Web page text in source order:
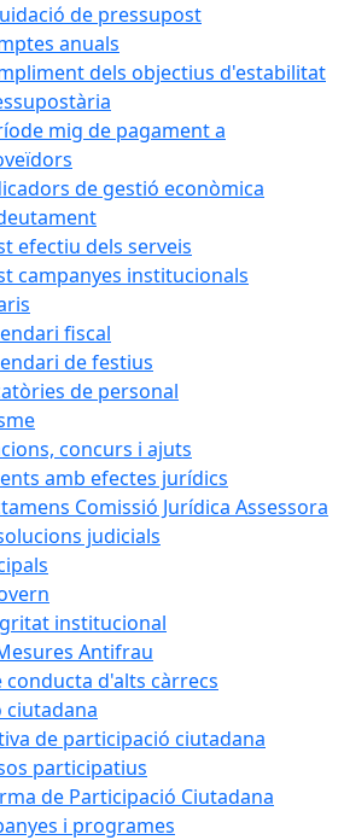
de pressupost
anuals
dels objectius d'estabilitat
mig de pagament a
de gestió econòmica
efectiu dels serveis
campanyes institucionals
fiscal
de festius
de personal
concurs i ajuts
amb efectes jurídics
Comissió Jurídica Assessora
judicials
institucional
Antifrau
conducta d'alts càrrecs
ciutadana
de participació ciutadana
participatius
de Participació Ciutadana
i programes